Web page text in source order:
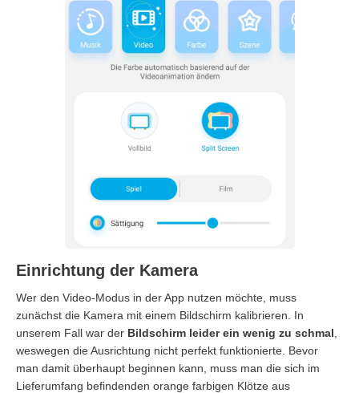
Einrichtung der Kamera
Wer den Video-Modus in der App nutzen möchte, muss
zunächst die Kamera mit einem Bildschirm kalibrieren. In
unserem Fall war der Bildschirm leider ein wenig zu schmal
weswegen die Ausrichtung nicht perfekt funktionierte. Bevor
man damit überhaupt beginnen kann, muss man die sich im
Lieferumfang befindenden orange farbigen Klötze aus